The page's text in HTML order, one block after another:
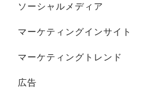
ソーシャルメディア
マーケティングインサイト
マーケティングトレンド
広告